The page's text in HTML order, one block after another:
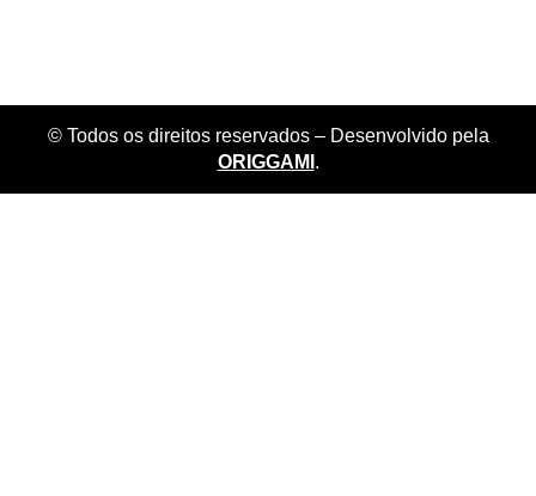
© Todos os direitos reservados – Desenvolvido pela
ORIGGAMI .